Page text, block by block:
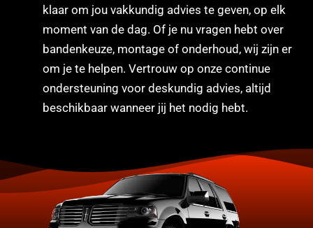
klaar om jou vakkundig advies te geven, op elk
moment van de dag. Of je nu vragen hebt over
bandenkeuze, montage of onderhoud, wij zijn er
om je te helpen. Vertrouw op onze continue
ondersteuning voor deskundig advies, altijd
beschikbaar wanneer jij het nodig hebt.